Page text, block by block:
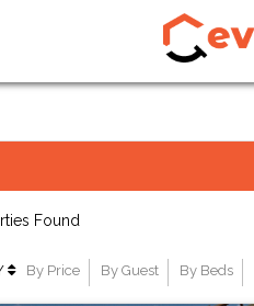
Found
By Price By Guest By Beds